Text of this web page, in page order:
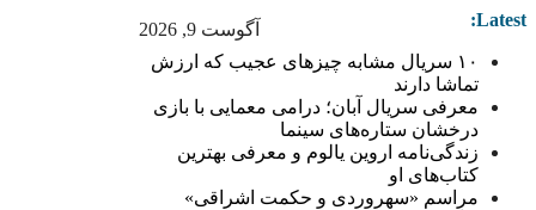
آگوست 9, 2026 Latest:
۱۰ سریال مشابه چیزهای عجیب که ارزش
تماشا دارند
معرفی سریال آبان؛ درامی معمایی با بازی
درخشان ستاره‌های سینما
زندگی‌نامه اروین یالوم و معرفی بهترین
کتاب‌های او
مراسم «سهروردی و حکمت اشراقی»